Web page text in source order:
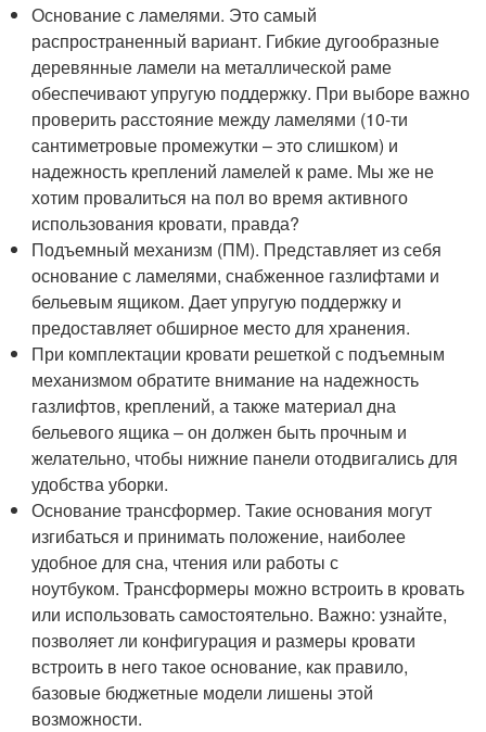
Основание с ламелями. Это самый
распространенный вариант. Гибкие дугообразные
деревянные ламели на металлической раме
обеспечивают упругую поддержку. При выборе важно
проверить расстояние между ламелями (10-ти
сантиметровые промежутки – это слишком) и
надежность креплений ламелей к раме. Мы же не
хотим провалиться на пол во время активного
использования кровати, правда?
Подъемный механизм (ПМ). Представляет из себя
основание с ламелями, снабженное газлифтами и
бельевым ящиком. Дает упругую поддержку и
предоставляет обширное место для хранения.
При комплектации кровати решеткой с подъемным
механизмом обратите внимание на надежность
газлифтов, креплений, а также материал дна
бельевого ящика – он должен быть прочным и
желательно, чтобы нижние панели отодвигались для
удобства уборки.
Основание трансформер. Такие основания могут
изгибаться и принимать положение, наиболее
удобное для сна, чтения или работы с
ноутбуком. Трансформеры можно встроить в кровать
или использовать самостоятельно. Важно: узнайте,
позволяет ли конфигурация и размеры кровати
встроить в него такое основание, как правило,
базовые бюджетные модели лишены этой
возможности.